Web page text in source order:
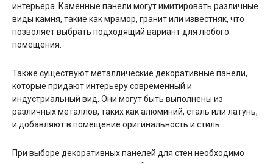
интерьера. Каменные панели могут имитировать различные
виды камня, такие как мрамор, гранит или известняк, что
позволяет выбрать подходящий вариант для любого
помещения.
Также существуют металлические декоративные панели,
которые придают интерьеру современный и
индустриальный вид. Они могут быть выполнены из
различных металлов, таких как алюминий, сталь или латунь,
и добавляют в помещение оригинальность и стиль.
При выборе декоративных панелей для стен необходимо